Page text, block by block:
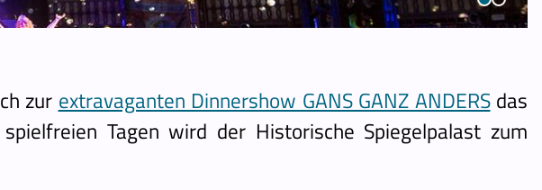
zur extravaganten Dinnershow GANS GANZ ANDERSdas
Tagen wird der Historische Spiegelpalast zum